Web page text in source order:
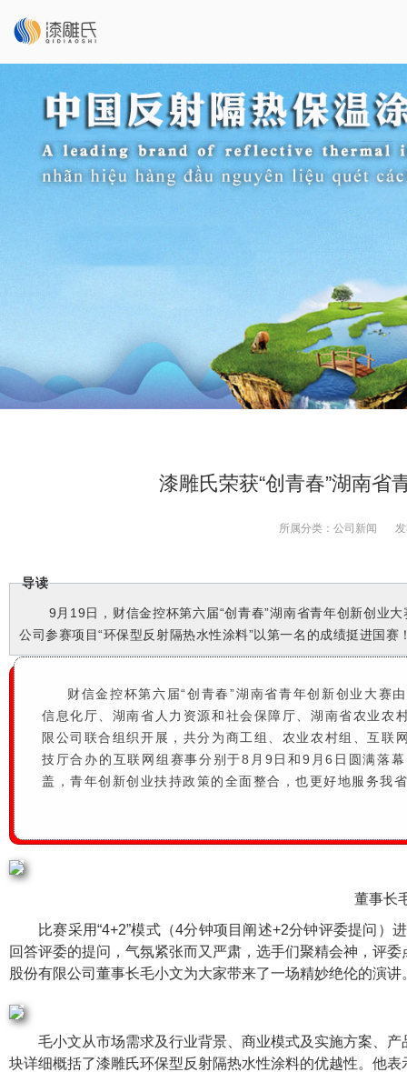
漆雕氏荣获“创青春”湖南省
所属分类： 公司新闻
导读
9月19日，财信金控杯第六届“创青春”湖南省青年创新创业
公司参赛项目“环保型反射隔热水性涂料”以第一名的成绩挺进国赛
财信金控杯第六届“创青春”湖南省青年创新创业大赛
信息化厅、湖南省人力资源和社会保障厅、湖南省农业农
限公司联合组织开展，共分为商工组、农业农村组、互
技厅合办的互联网组赛事分别于8月9日和9月6日圆满落
盖，青年创新创业扶持政策的全面整合，也更好地服务我
董事长
比赛采用“4+2”模式（4分钟项目阐述+2分钟评委提问
回答评委的提问，气氛紧张而又严肃，选手们聚精会神，评
股份有限公司董事长毛小文为大家带来了一场精妙绝伦的演讲
毛小文从市场需求及行业背景、商业模式及实施方案、
块详细概括了漆雕氏环保型反射隔热水性涂料的优越性。他